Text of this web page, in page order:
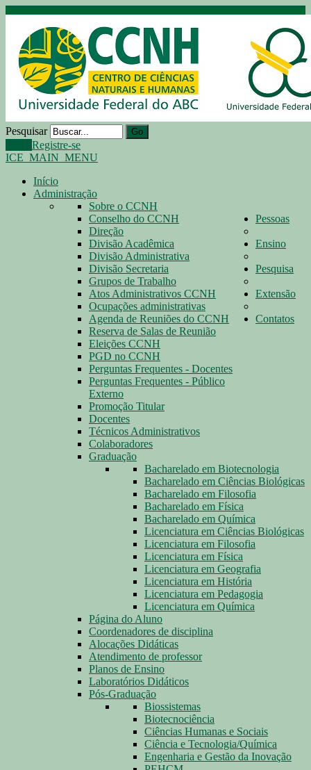
Pesquisar Go
Registre-se
ICE_MAIN_MENU
Início
Administração
Sobre o CCNH
Conselho do CCNH
Direção
Divisão Acadêmica
Divisão Administrativa
Divisão Secretaria
Grupos de Trabalho
Atos Administrativos CCNH
Ocupações administrativas
Agenda de Reuniões do CCNH
Reserva de Salas de Reunião
Eleições CCNH
PGD no CCNH
Perguntas Frequentes - Docentes
Perguntas Frequentes - Público
Externo
Promoção Titular
Pessoas
Docentes
Técnicos Administrativos
Colaboradores
Ensino
Graduação
Bacharelado em Biotecnologia
Bacharelado em Ciências Biológicas
Bacharelado em Filosofia
Bacharelado em Física
Bacharelado em Química
Licenciatura em Ciências Biológicas
Licenciatura em Filosofia
Licenciatura em Física
Licenciatura em Geografia
Licenciatura em História
Licenciatura em Pedagogia
Licenciatura em Química
Página do Aluno
Coordenadores de disciplina
Alocações Didáticas
Atendimento de professor
Planos de Ensino
Laboratórios Didáticos
Pós-Graduação
Biossistemas
Biotecnociência
Ciências Humanas e Sociais
Ciência e Tecnologia/Química
Engenharia e Gestão da Inovação
Pesquisa
Extensão
Contatos